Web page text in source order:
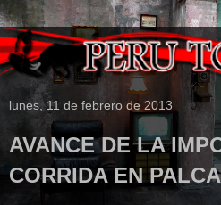
lunes, 11 de febrero de 2013
AVANCE DE LA
CORRIDA EN